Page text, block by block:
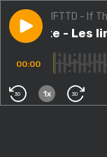
Play episode
IFTTD - If
#218.exe - Les
00:00
30 1x 30